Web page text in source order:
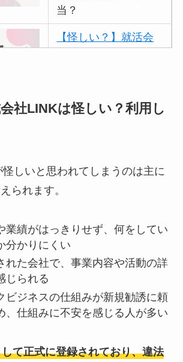
当？
【怪しい？】就活会
アトムクリニックは
う？
【怪しい？】セルプ
口コミ・評判は実際
どう？
Liteの口コミ・評判は
社LINKは怪しい？利用し
しいと思われてしまうのは主に
られます。
業績がはっきりせず、何をしてい
分かりにくい
れた会社で、事業内容や活動の詳
じられる
ビジネスの仕組みが新規勧誘に頼
、仕組みに不安を感じる人が多い
て正式に登録されており、違法